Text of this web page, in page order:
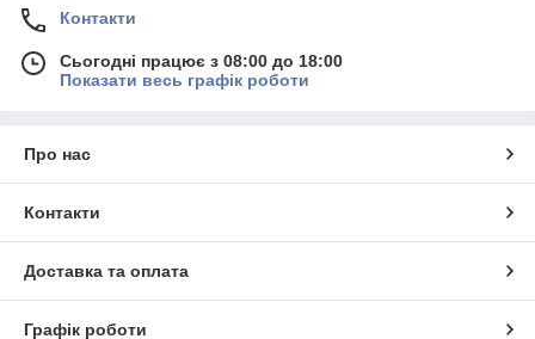
Контакти
Сьогодні працює з 08:00 до 18:00
Показати весь графік роботи
Про нас
Контакти
Доставка та оплата
Графік роботи